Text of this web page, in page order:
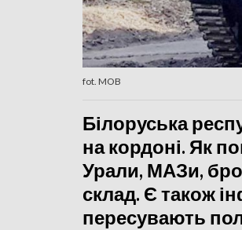
fot. MOB
Білоруська
на кордоні. Як
Урали, МАЗи,
склад. Є також
пересувають